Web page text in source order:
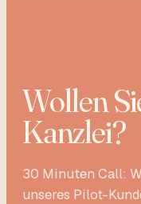
Wollen
Kanzlei?
30 Minuten Call:
unseres Pilot-